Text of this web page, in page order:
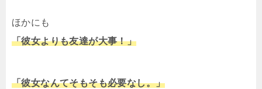
ほかにも
「彼女よりも友達が大事！」
「彼女なんてそもそも必要なし。」